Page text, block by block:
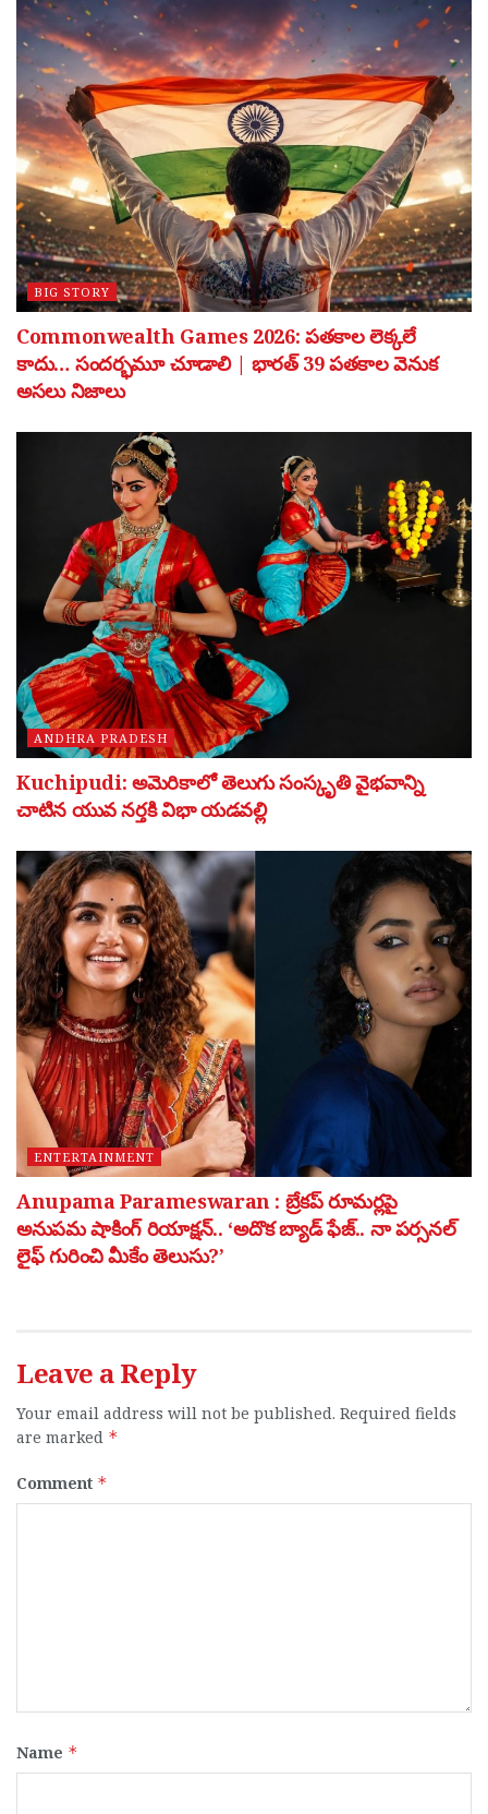
BIG STORY
Commonwealth Games 2026: పతకాల లెక్కలే
కాదు… సందర్భమూ చూడాలి | భారత్ 39 పతకాల వెనుక
అసలు నిజాలు
ANDHRA PRADESH
Kuchipudi: అమెరికాలో తెలుగు సంస్కృతి వైభవాన్ని
చాటిన యువ నర్తకి విభా యడవల్లి
ENTERTAINMENT
Anupama Parameswaran : బ్రేకప్ రూమర్లపై
అనుపమ షాకింగ్ రియాక్షన్.. ‘అదొక బ్యాడ్ ఫేజ్.. నా పర్సనల్
లైఫ్ గురించి మీకేం తెలుసు?’
Leave a Reply
Your email address will not be published. Required fields
are marked *
Comment *
Name *